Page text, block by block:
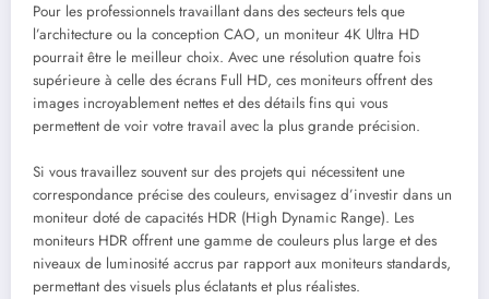
Pour les professionnels travaillant dans des secteurs tels que
l’architecture ou la conception CAO, un moniteur 4K Ultra HD
pourrait être le meilleur choix. Avec une résolution quatre fois
supérieure à celle des écrans Full HD, ces moniteurs offrent des
images incroyablement nettes et des détails fins qui vous
permettent de voir votre travail avec la plus grande précision.
Si vous travaillez souvent sur des projets qui nécessitent une
correspondance précise des couleurs, envisagez d’investir dans un
moniteur doté de capacités HDR (High Dynamic Range). Les
moniteurs HDR offrent une gamme de couleurs plus large et des
niveaux de luminosité accrus par rapport aux moniteurs standards,
permettant des visuels plus éclatants et plus réalistes.